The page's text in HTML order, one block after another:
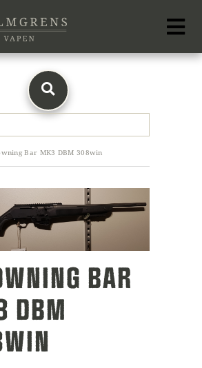
Bar MK3 DBM 308win
BAR
DBM